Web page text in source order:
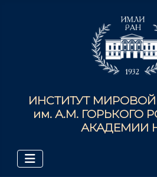
ИНСТИТУТ МИРОВОЙ
им. А.М. ГОРЬКОГО
АКАДЕМИИ